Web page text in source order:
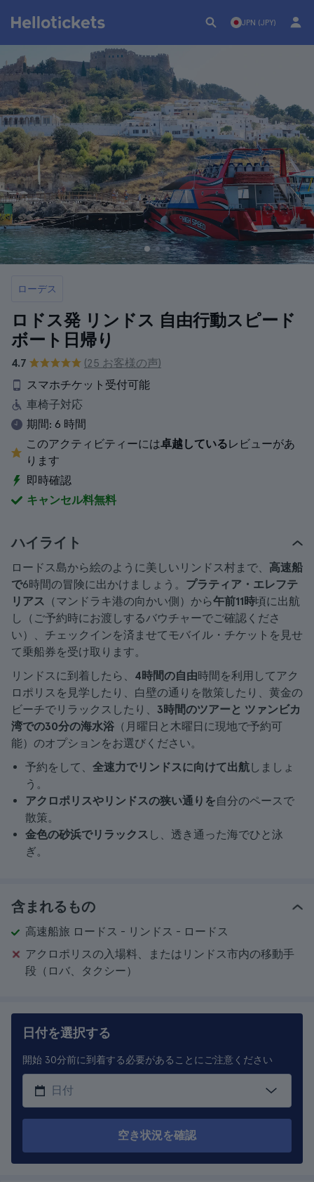
JPN (JPY)
ローデス
ロドス発 リンドス 自由行動スピード
ボート日帰り
4.7
(25 お客様の声)
スマホチケット受付可能
車椅子対応
期間: 6 時間
このアクティビティーには卓越しているレビューがあ
ります
即時確認
キャンセル料無料
ハイライト
ロードス島から絵のように美しいリンドス村まで、 高速船
で6時間の冒険に出かけましょう。 プラティア・エレフテ
リアス （マンドラキ港の向かい側）から午前11時頃に出航
し（ご予約時にお渡しするバウチャーでご確認くださ
い）、チェックインを済ませてモバイル・チケットを見せ
て乗船券を受け取ります。
リンドスに到着したら、 4時間の自由時間を利用してアク
ロポリスを見学したり、白壁の通りを散策したり、黄金の
ビーチでリラックスしたり、 3時間のツアーと ツァンビカ
湾での30分の海水浴 （月曜日と木曜日に現地で予約可
能）のオプションをお選びください。
予約をして、 全速力でリンドスに向けて出航しましょ
う。
アクロポリスやリンドスの狭い通りを自分のペースで
散策。
金色の砂浜でリラックス し、透き通った海でひと泳
ぎ。
含まれるもの
高速船旅 ロードス - リンドス - ロードス
アクロポリスの入場料、またはリンドス市内の移動手
段（ロバ、タクシー）
日付を選択する
開始 30分前に到着する必要があることにご注意ください
空き状況を確認